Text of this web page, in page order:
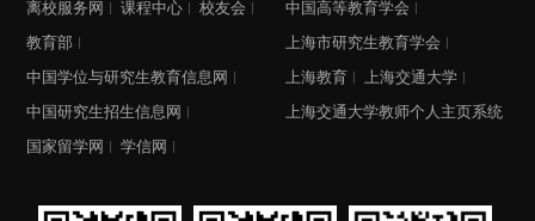
离校服务网
课程中心
校友会
教育部
中国学位与研究生教育信息网
中国研究生招生信息网
国家留学网
学信网
中国高等教育学会
上海市研究生教育学会
上海教育
上海交通大学
上海交通大学教师个人主页系统